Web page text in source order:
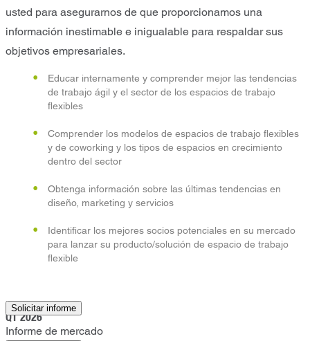
usted para asegurarnos de que proporcionamos una
información inestimable e inigualable para respaldar sus
objetivos empresariales.
Educar internamente y comprender mejor las tendencias
de trabajo ágil y el sector de los espacios de trabajo
flexibles
Comprender los modelos de espacios de trabajo flexibles
y de coworking y los tipos de espacios en crecimiento
dentro del sector
Obtenga información sobre las últimas tendencias en
diseño, marketing y servicios
Identificar los mejores socios potenciales en su mercado
para lanzar su producto/solución de espacio de trabajo
flexible
Solicitar informe
Orlando
Q1 2026
Informe de mercado